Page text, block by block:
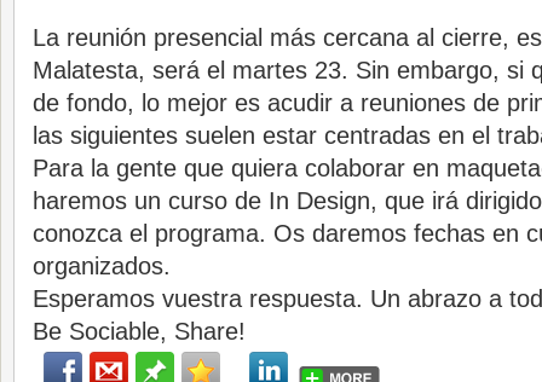
La reunión presencial más cercana al cierre,
Malatesta, será el martes 23. Sin embargo, si
de fondo, lo mejor es acudir a reuniones de
las siguientes suelen estar centradas en el
Para la gente que quiera colaborar en
haremos un curso de In Design, que irá
conozca el programa. Os daremos fechas en
organizados.
Esperamos vuestra respuesta. Un abrazo a
Be Sociable, Share!